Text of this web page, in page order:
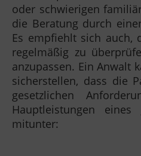
oder schwierigen
die Beratung durch
Es empfiehlt sich auch,
regelmäßig zu
anzupassen. Ein Anwalt
sicherstellen, dass die
gesetzlichen
Hauptleistungen
mitunter: